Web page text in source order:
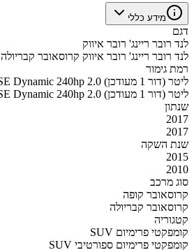
מידע כללי
דגם
לנד רובר ריינג' רובר איווק
לנד רובר ריינג' רובר איווק קרוסאובר קבריולה
רמת גימור
SE Dynamic 240hp 2.0 ליטר (דור 1 מעודכן)
HSE Dynamic 240hp 2.0 ליטר (דור 1 מעודכן)
שנתון
2017
2017
שנת השקה
2015
2010
סוג מרכב
קרוסאובר קופה
קרוסאובר קבריולה
קטגוריה
SUV קומפקטי פרימיום
SUV קומפקטי פרימיום ספורטיבי